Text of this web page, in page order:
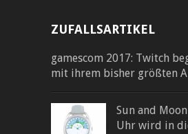
ZUFALLSARTIKEL
gamescom 2017: Twitch
mit ihrem bisher größten
Sun and
Uhr wird in